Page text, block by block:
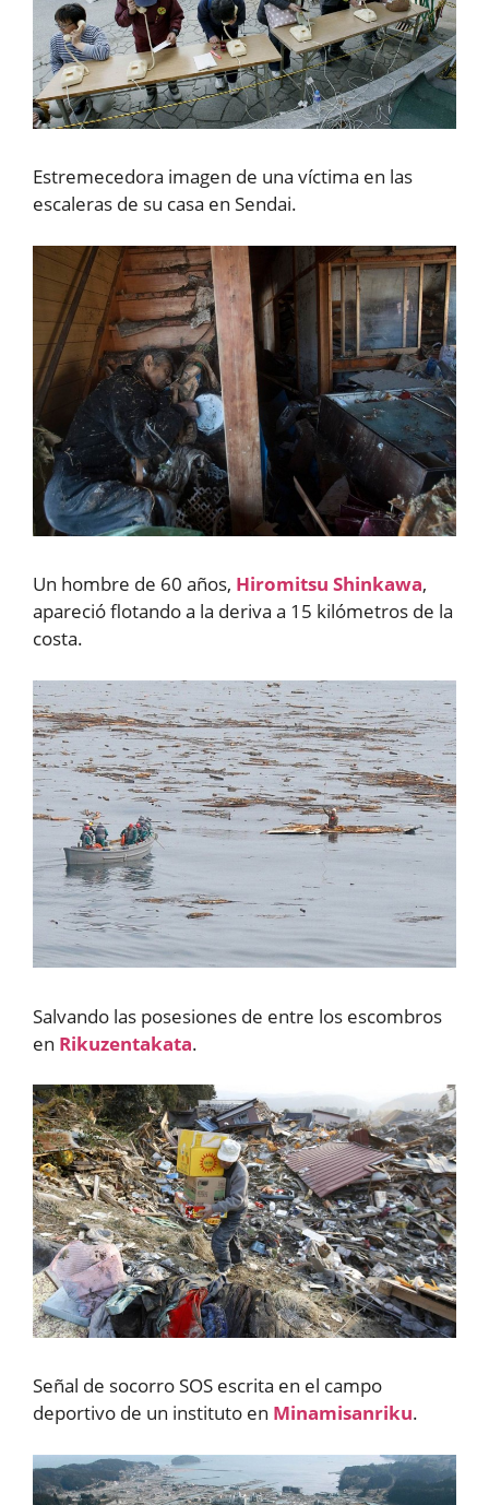
Estremecedora imagen de una víctima en las
escaleras de su casa en Sendai.
Un hombre de 60 años, Hiromitsu Shinkawa,
apareció flotando a la deriva a 15 kilómetros de la
costa.
Salvando las posesiones de entre los escombros
en Rikuzentakata.
Señal de socorro SOS escrita en el campo
deportivo de un instituto en Minamisanriku.